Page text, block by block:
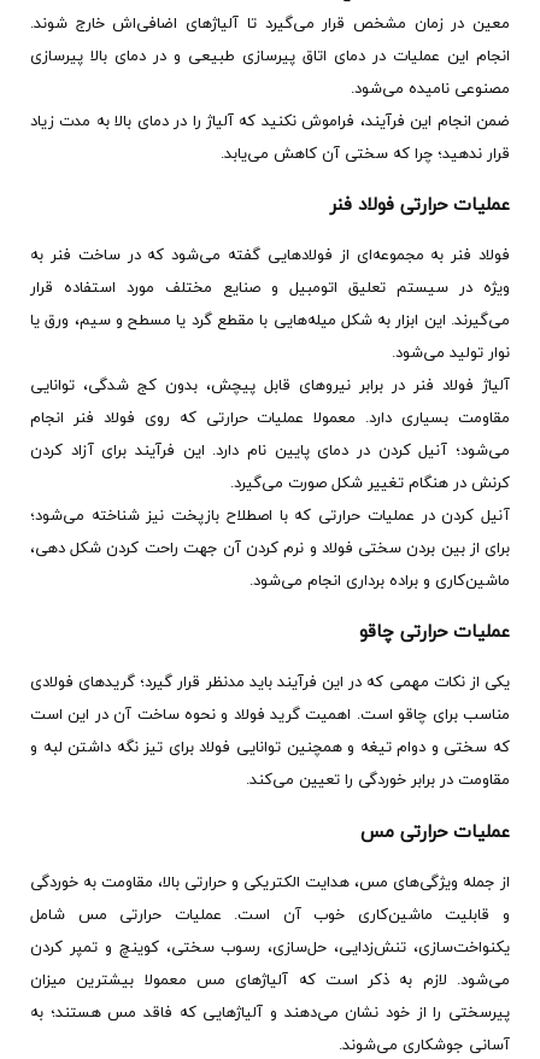
معین در زمان مشخص قرار می‌گیرد تا آلیاژهای اضافی‌اش خارج شوند.
انجام این عملیات در دمای اتاق پیرسازی طبیعی و در دمای بالا پیرسازی
مصنوعی نامیده می‌شود.
ضمن انجام این فرآیند، فراموش نکنید که آلیاژ را در دمای بالا به مدت زیاد
قرار ندهید؛ چرا که سختی آن کاهش می‌یابد.
عملیات حرارتی فولاد فنر
فولاد فنر به مجموعه‌ای از فولادهایی گفته می‌شود که در ساخت فنر به
ویژه در سیستم تعلیق اتومبیل و صنایع مختلف مورد استفاده قرار
می‌گیرند. این ابزار به شکل میله‌هایی با مقطع گرد یا مسطح و سیم، ورق یا
نوار تولید می‌شود.
آلیاژ فولاد فنر در برابر نیروهای قابل پیچش، بدون کج شدگی، توانایی
مقاومت بسیاری دارد. معمولا عملیات حرارتی که روی فولاد فنر انجام
می‌شود؛ آنیل کردن در دمای پایین نام دارد. این فرآیند برای آزاد کردن
کرنش در هنگام تغییر شکل صورت می‌گیرد.
آنیل کردن در عملیات حرارتی که با اصطلاح بازپخت نیز شناخته می‌شود؛
برای از بین بردن سختی فولاد و نرم کردن آن جهت راحت کردن شکل دهی،
ماشین‌کاری و براده‌ برداری انجام می‌شود.
عملیات حرارتی چاقو
یکی از نکات مهمی که در این فرآیند باید مدنظر قرار گیرد؛ گریدهای فولادی
مناسب برای چاقو است. اهمیت گرید فولاد و نحوه ساخت آن در این است
که سختی و دوام تیغه و همچنین توانایی فولاد برای تیز نگه داشتن لبه و
مقاومت در برابر خوردگی را تعیین می‌کند.
عملیات حرارتی مس
از جمله ویژگی‌های مس، هدایت الکتریکی و حرارتی بالا، مقاومت به خوردگی
و قابلیت ماشین‌کاری خوب آن است. عملیات حرارتی مس شامل
یکنواخت‌سازی، تنش‌زدایی، حل‌سازی، رسوب سختی، کوینچ و تمپر کردن
می‌شود. لازم به ذکر است که آلیاژهای مس معمولا بیشترین میزان
پیرسختی را از خود نشان می‌دهند و آلیاژهایی که فاقد مس هستند؛ به
آسانی جوشکاری می‎‌شوند.